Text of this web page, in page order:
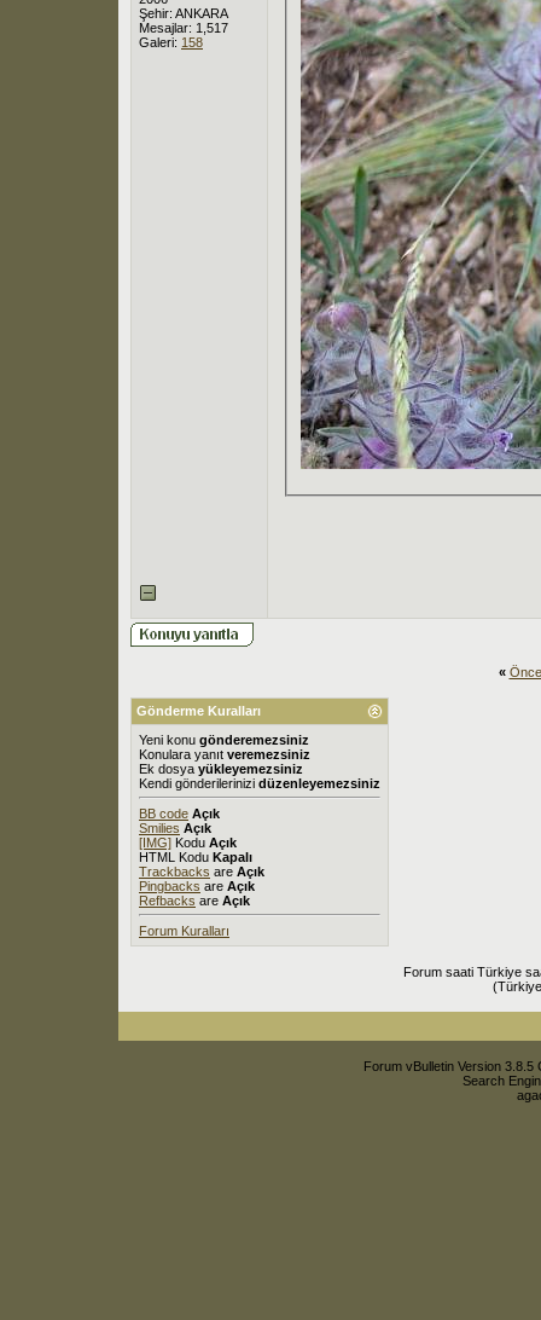
Şehir: ANKARA
Mesajlar: 1,517
Galeri: 158
«
Gönderme Kuralları
Yeni konu gönderemezsiniz
Konulara yanıt veremezsiniz
Ek dosya yükleyemezsiniz
Kendi gönderilerinizi düzenleyemezsiniz
BB code Açık
Smilies Açık
[IMG] Kodu Açık
HTML Kodu Kapalı
Trackbacks are Açık
Pingbacks are Açık
Refbacks are Açık
Forum Kuralları
Forum saati Türkiye
Forum vBulletin Version
Search